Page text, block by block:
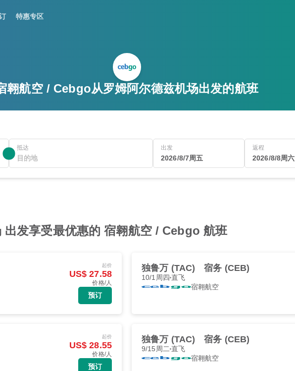
特惠专区
翱航空 / Cebgo从罗姆阿尔德兹机场出发的航班
抵达 出发
2026/8/7周五
返程
2026/8/8周六
出发享受最优惠的 宿翱航空 / Cebgo 航班
起价
US$ 27.58
价格/人
预订
独鲁万 (TAC) 宿务 (CEB)
10/1周四 直飞
宿翱航空
起价
US$ 28.55
价格/人
预订
独鲁万 (TAC) 宿务 (CEB)
9/15周二 直飞
宿翱航空